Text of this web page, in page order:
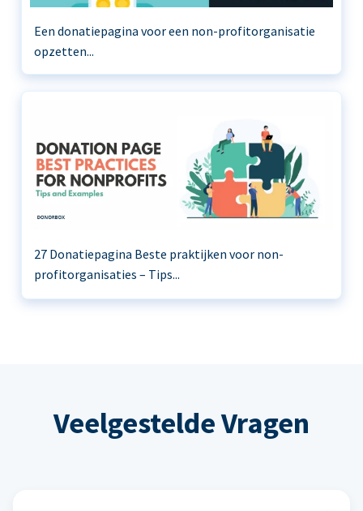
Een donatiepagina voor een non-profitorganisatie
opzetten...
27 Donatiepagina Beste praktijken voor non-
profitorganisaties – Tips...
Veelgestelde Vragen